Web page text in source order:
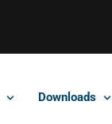
Downloads